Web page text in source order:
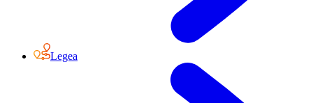
Legea